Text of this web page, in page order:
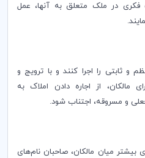
در ملک متعلق به آنها، عمل
و ثابتی را اجرا کنند و با ترویج و
مالکان، از اجاره دادن املاک به
و مسروقه، اجتناب شود.
بیشتر میان مالکان، صاحبان نام‌های